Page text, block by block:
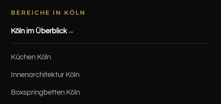
BEREICHE IN KÖLN
Köln im Überblick
Küchen Köln
Innenarchitektur Köln
Boxspringbetten Köln